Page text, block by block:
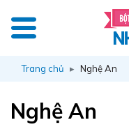
Trang chủ Nghệ An
Nghệ An